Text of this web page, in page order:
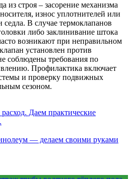
строя – засорение механизма
износ уплотнителей или
В случае термоклапанов
либо заклинивание штока
возникают при неправильном
установлен против
соблюдены требования по
Профилактика включает
и проверку подвижных
сезоном.
Даем практические
— делаем своими руками